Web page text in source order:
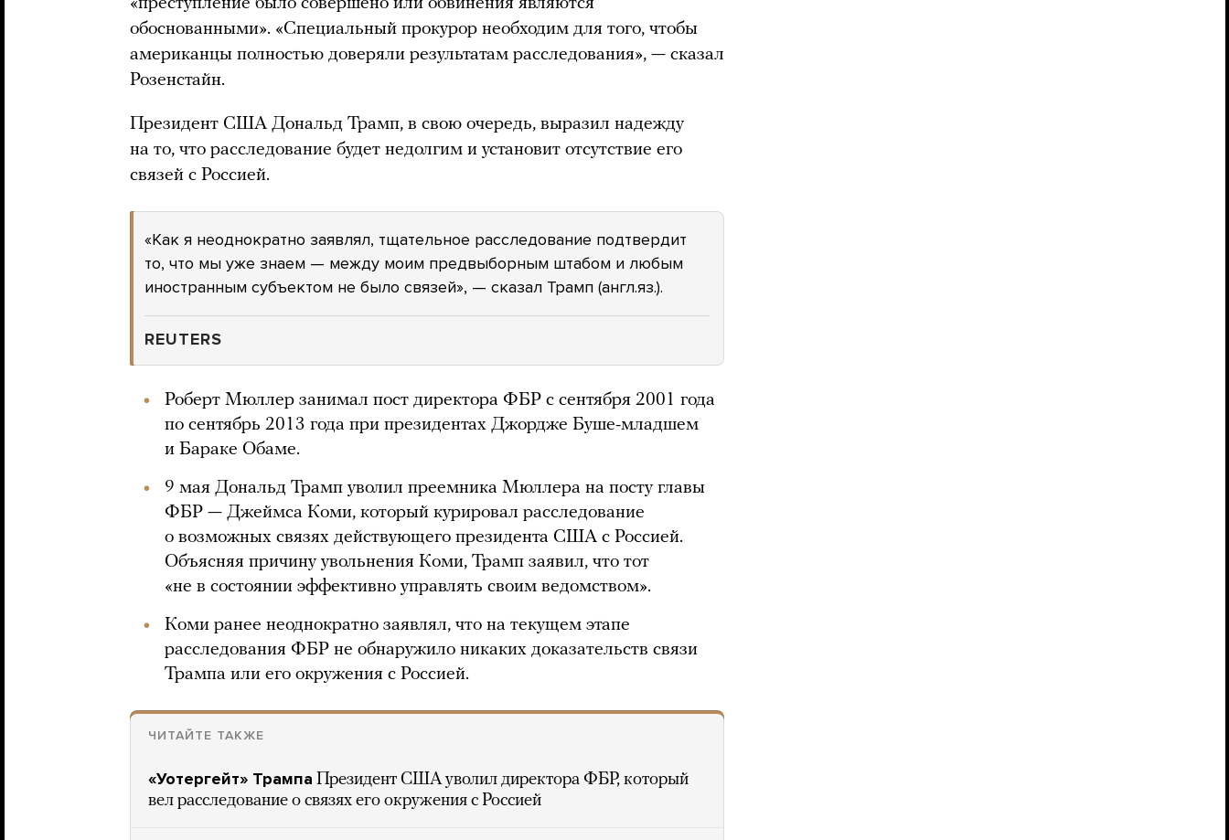
«преступление было совершено или обвинения являются
обоснованными». «Специальный прокурор необходим для того, чтобы
американцы полностью доверяли результатам расследования», — сказал
Розенстайн.
Президент США Дональд Трамп, в свою очередь, выразил надежду
на то, что расследование будет недолгим и установит отсутствие его
связей с Россией.
«Как я неоднократно заявлял, тщательное расследование подтвердит
то, что мы уже знаем — между моим предвыборным штабом и любым
иностранным субъектом не было связей», — сказал Трамп (англ.яз.).
REUTERS
Роберт Мюллер занимал пост директора ФБР с сентября 2001 года
по сентябрь 2013 года при президентах Джордже Буше-младшем
и Бараке Обаме.
9 мая Дональд Трамп уволил преемника Мюллера на посту главы
ФБР — Джеймса Коми, который курировал расследование
о возможных связях действующего президента США с Россией.
Объясняя причину увольнения Коми, Трамп заявил, что тот
«не в состоянии эффективно управлять своим ведомством».
Коми ранее неоднократно заявлял, что на текущем этапе
расследования ФБР не обнаружило никаких доказательств связи
Трампа или его окружения с Россией.
ЧИТАЙТЕ ТАКЖЕ
«Уотергейт» Трампа Президент США уволил директора ФБР, который
вел расследование о связях его окружения с Россией